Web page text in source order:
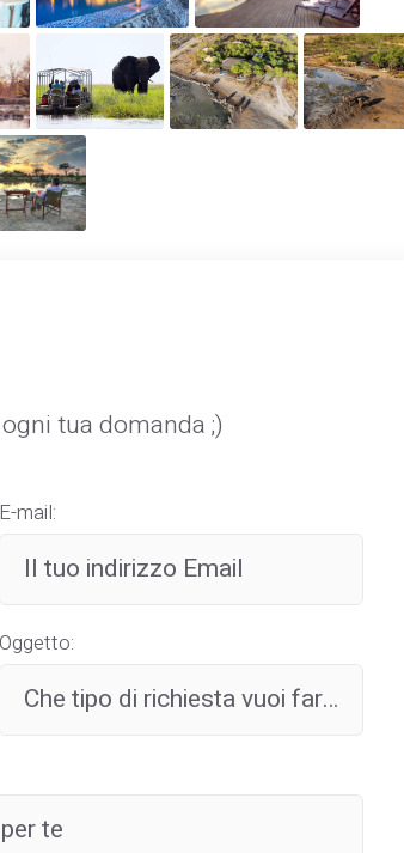
tua domanda ;)
E-mail:
Oggetto: